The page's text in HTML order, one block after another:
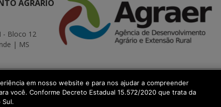
AGRÁRIO
- Bloco 12
| MS
de Transformação Digital
em nosso website e para nos ajudar a compreender
você. Conforme Decreto Estadual 15.572/2020 que trata da
Sul.